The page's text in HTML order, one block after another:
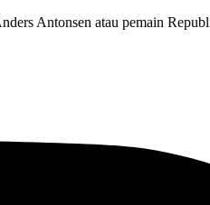
Antonsen atau pemain